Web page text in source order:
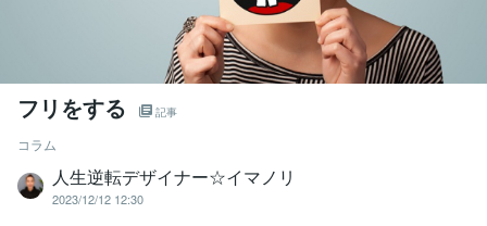
フリをする 記事
コラム
人生逆転デザイナー☆イマノリ
2023/12/12 12:30